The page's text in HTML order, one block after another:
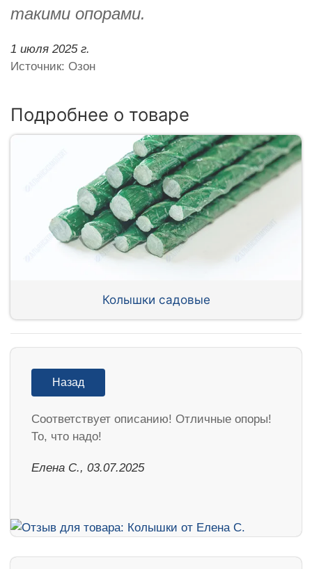
такими опорами.
1 июля 2025 г.
Источник: Озон
Подробнее о товаре
Колышки садовые
Назад
Соответствует описанию! Отличные опоры!
То, что надо!
Елена С., 03.07.2025